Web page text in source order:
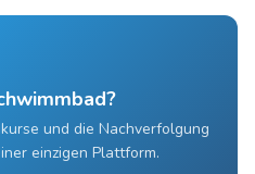
und die Nachverfolgung
einzigen Plattform.